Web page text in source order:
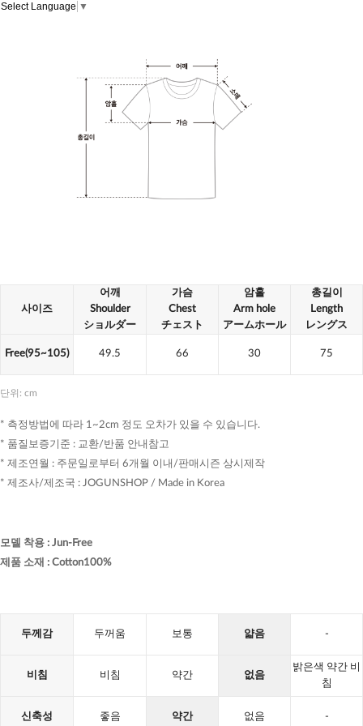
Select Language ▼
사이즈
어깨
Shoulder
ショルダー
가슴
Chest
チェスト
암홀
Arm hole
アームホール
총길이
Length
レングス
Free(95~105) 49.5 66 30 75
단위: cm
* 측정방법에 따라 1~2cm 정도 오차가 있을 수 있습니다.
* 품질보증기준 : 교환/반품 안내참고
* 제조연월 : 주문일로부터 6개월 이내/판매시즌 상시제작
* 제조사/제조국 : JOGUNSHOP / Made in Korea
모델 착용 : Jun-Free
제품 소재 : Cotton100%
두께감 두꺼움 보통 얇음 -
비침 비침 약간 없음
밝은색 약간 비
침
신축성 좋음 약간 없음 -